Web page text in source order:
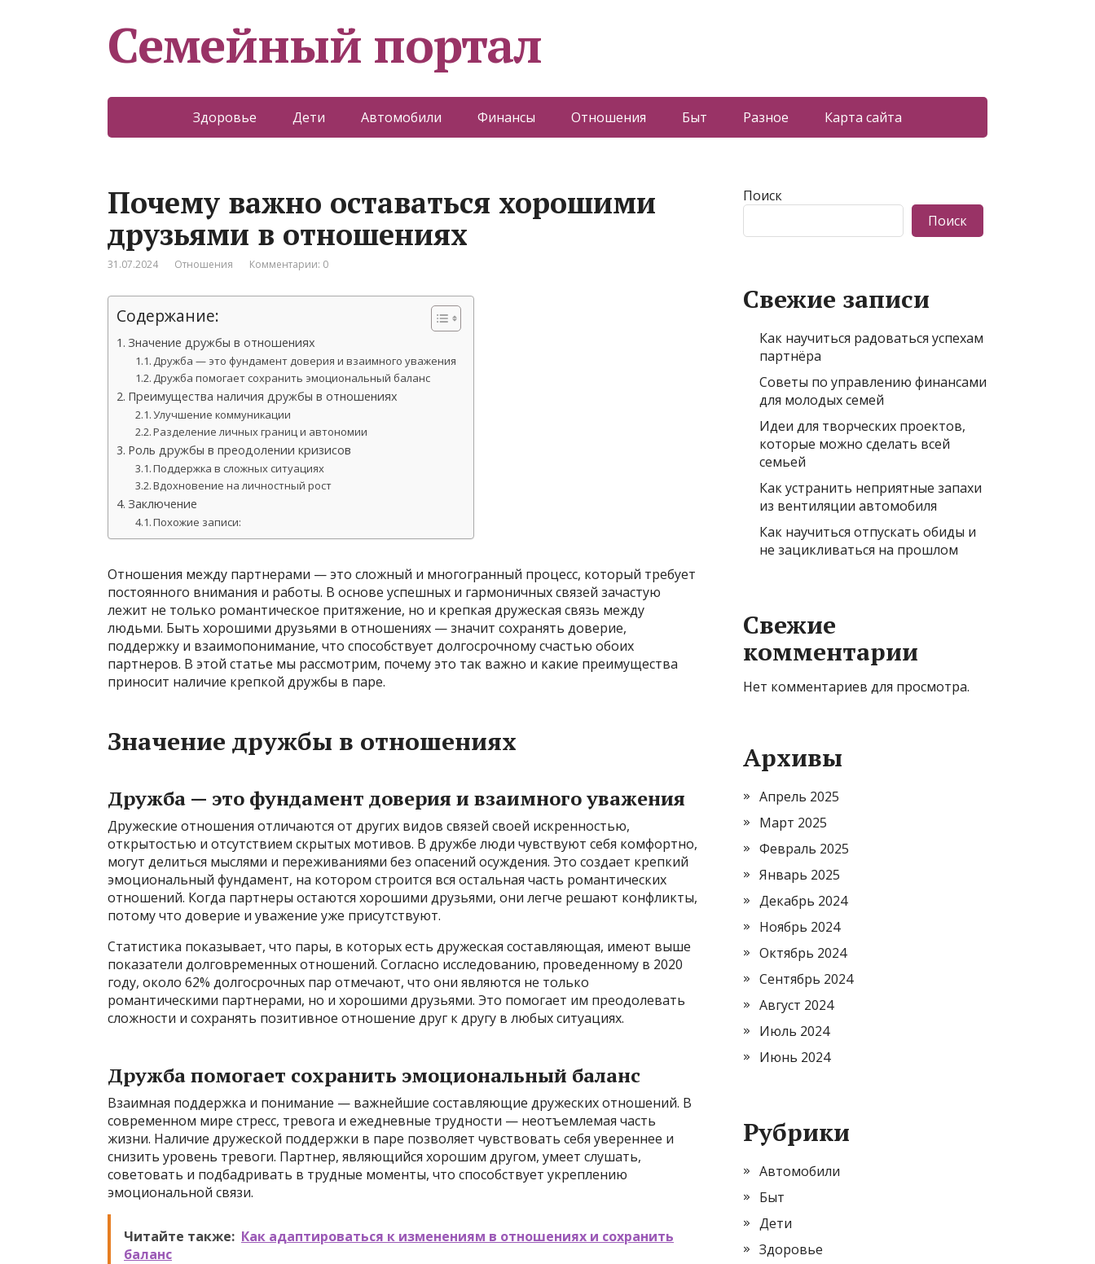
Семейный портал
Здоровье Дети Автомобили Финансы Отношения Быт Разное Карта сайта
Почему важно оставаться хорошими
друзьями в отношениях
31.07.2024 Отношения Комментарии: 0
Содержание:
Значение дружбы в отношениях
Дружба — это фундамент доверия и взаимного уважения
Дружба помогает сохранить эмоциональный баланс
Преимущества наличия дружбы в отношениях
Улучшение коммуникации
Разделение личных границ и автономии
Роль дружбы в преодолении кризисов
Поддержка в сложных ситуациях
Вдохновение на личностный рост
Заключение
Похожие записи:
Отношения между партнерами — это сложный и многогранный процесс, который требует
постоянного внимания и работы. В основе успешных и гармоничных связей зачастую
лежит не только романтическое притяжение, но и крепкая дружеская связь между
людьми. Быть хорошими друзьями в отношениях — значит сохранять доверие,
поддержку и взаимопонимание, что способствует долгосрочному счастью обоих
партнеров. В этой статье мы рассмотрим, почему это так важно и какие преимущества
приносит наличие крепкой дружбы в паре.
Значение дружбы в отношениях
Дружба — это фундамент доверия и взаимного уважения
Дружеские отношения отличаются от других видов связей своей искренностью,
открытостью и отсутствием скрытых мотивов. В дружбе люди чувствуют себя комфортно,
могут делиться мыслями и переживаниями без опасений осуждения. Это создает крепкий
эмоциональный фундамент, на котором строится вся остальная часть романтических
отношений. Когда партнеры остаются хорошими друзьями, они легче решают конфликты,
потому что доверие и уважение уже присутствуют.
Статистика показывает, что пары, в которых есть дружеская составляющая, имеют выше
показатели долговременных отношений. Согласно исследованию, проведенному в 2020
году, около 62% долгосрочных пар отмечают, что они являются не только
романтическими партнерами, но и хорошими друзьями. Это помогает им преодолевать
сложности и сохранять позитивное отношение друг к другу в любых ситуациях.
Дружба помогает сохранить эмоциональный баланс
Взаимная поддержка и понимание — важнейшие составляющие дружеских отношений. В
современном мире стресс, тревога и ежедневные трудности — неотъемлемая часть
жизни. Наличие дружеской поддержки в паре позволяет чувствовать себя увереннее и
снизить уровень тревоги. Партнер, являющийся хорошим другом, умеет слушать,
советовать и подбадривать в трудные моменты, что способствует укреплению
эмоциональной связи.
Читайте также: Как адаптироваться к изменениям в отношениях и сохранить
баланс
Поиск
Поиск
Свежие записи
Как научиться радоваться успехам
партнёра
Советы по управлению финансами
для молодых семей
Идеи для творческих проектов,
которые можно сделать всей
семьей
Как устранить неприятные запахи
из вентиляции автомобиля
Как научиться отпускать обиды и
не зацикливаться на прошлом
Свежие
комментарии
Нет комментариев для просмотра.
Архивы
Апрель 2025
Март 2025
Февраль 2025
Январь 2025
Декабрь 2024
Ноябрь 2024
Октябрь 2024
Сентябрь 2024
Август 2024
Июль 2024
Июнь 2024
Рубрики
Автомобили
Быт
Дети
Здоровье